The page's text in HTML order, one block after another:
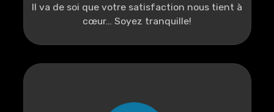
Il va de soi que votre satisfaction nous tient à
cœur… Soyez tranquille!